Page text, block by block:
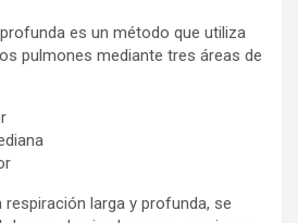
es un método que utiliza
pulmones mediante tres áreas de
larga y profunda, se